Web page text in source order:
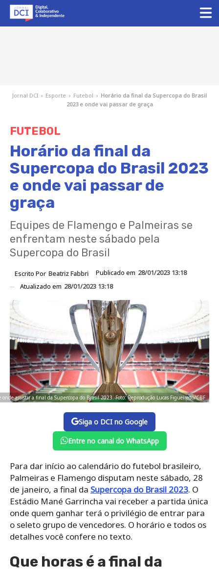
Jornal DCI › Esporte › Futebol › Horário da final da Supercopa do Brasil
2023 e onde vai passar de graça
FUTEBOL
Horário da final da
Supercopa do Brasil 2023
e onde vai passar de
graça
Equipes de Flamengo e Palmeiras se
enfrentam neste sábado pela
Supercopa do Brasil
Escrito Por Beatriz Fabbri Publicado em 28/01/2023 13:18
Atualizado em 28/01/2023 13:18
assistir a final da Supercopa do Brasil 2023. Foto: Reprodução Lucas Figueiredo/CBF
Siga o DCI no Google
Entre no canal do WhatsApp
Para dar início ao calendário do futebol brasileiro,
Palmeiras e Flamengo disputam neste sábado, 28
de janeiro, a final da Supercopa do Brasil 2023. O
Estádio Mané Garrincha vai receber a partida única
onde quem ganhar terá o privilégio de entrar para
o seleto grupo de vencedores. O horário e todos os
detalhes você confere no texto.
Que horas é a final da